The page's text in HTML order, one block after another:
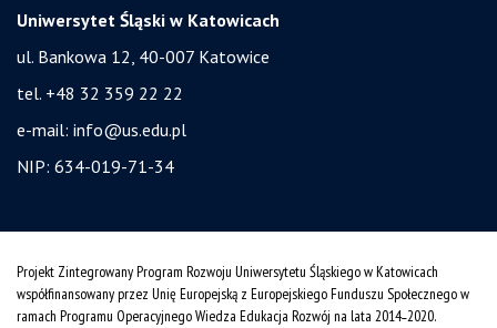
Uniwersytet Śląski w Katowicach
ul. Bankowa 12, 40-007 Katowice
tel. +48 32 359 22 22
e-mail: info@us.edu.pl
NIP: 634-019-71-34
Projekt Zintegrowany Program Rozwoju Uniwersytetu Śląskiego w Katowicach
współfinansowany przez Unię Europejską z Europejskiego Funduszu Społecznego w
ramach Programu Operacyjnego Wiedza Edukacja Rozwój na lata 2014˗2020.